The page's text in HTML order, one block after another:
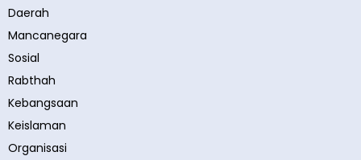
Daerah
Mancanegara
Sosial
Rabthah
Kebangsaan
Keislaman
Organisasi